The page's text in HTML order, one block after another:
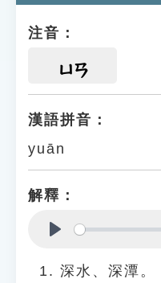
注音：
ㄩㄢ
漢語拼音：
yuān
解釋：
深水、深潭。